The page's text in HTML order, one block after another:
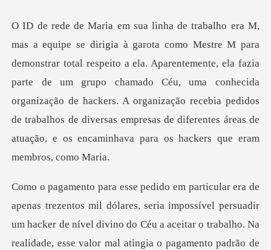
o a ela. Aparentemente, ela fazia
parte de um grupo chamado Céu, uma conhecida
organização de hackers. A organização recebia pedid
ia impossível persuadir
um hacker de nível divino do Céu a aceitar o trabalho. Na
realid